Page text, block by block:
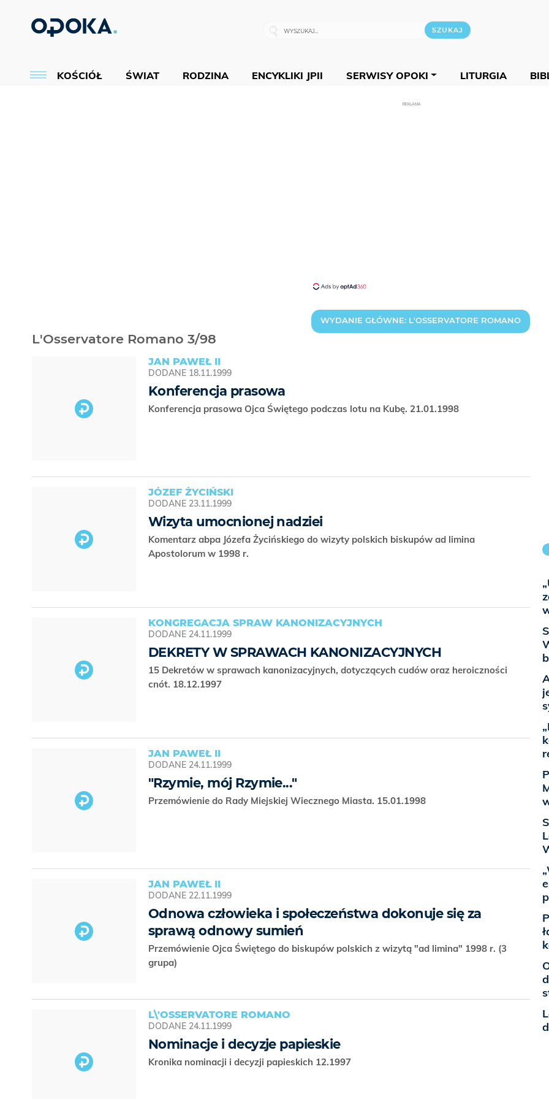
KOŚCIÓŁ ŚWIAT RODZINA ENCYKLIKI JPII SERWISY OPOKI LITURGIA
REKLAMA
WYDANIE GŁÓWNE: L'OSSERVATORE ROMANO
L'Osservatore Romano 3/98
JAN PAWEŁ II
DODANE 18.11.1999
Konferencja prasowa
Konferencja prasowa Ojca Świętego podczas lotu na Kubę. 21.01.1998
JÓZEF ŻYCIŃSKI
DODANE 23.11.1999
Wizyta umocnionej nadziei
Komentarz abpa Józefa Życińskiego do wizyty polskich biskupów ad limina
Apostolorum w 1998 r.
KONGREGACJA SPRAW KANONIZACYJNYCH
DODANE 24.11.1999
DEKRETY W SPRAWACH KANONIZACYJNYCH
15 Dekretów w sprawach kanonizacyjnych, dotyczących cudów oraz heroiczności
cnót. 18.12.1997
JAN PAWEŁ II
DODANE 24.11.1999
"Rzymie, mój Rzymie..."
Przemówienie do Rady Miejskiej Wiecznego Miasta. 15.01.1998
JAN PAWEŁ II
DODANE 22.11.1999
Odnowa człowieka i społeczeństwa dokonuje się za
sprawą odnowy sumień
Przemówienie Ojca Świętego do biskupów polskich z wizytą "ad limina" 1998 r. (3
grupa)
L\'OSSERVATORE ROMANO
DODANE 24.11.1999
Nominacje i decyzje papieskie
Kronika nominacji i decyzji papieskich 12.1997